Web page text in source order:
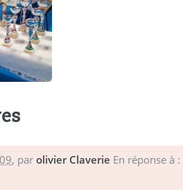
, parolivier Claverie En réponse à :